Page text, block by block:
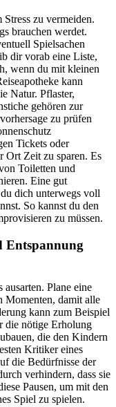
zu vermeiden.
brauchen werdet.
Spielsachen
dir vorab eine Liste,
wenn du mit kleinen
kann
Natur. Pflaster,
gehören zur
zu prüfen
Tickets oder
Ort Zeit zu sparen. Es
Toiletten und
Eine gut
dich unterwegs voll
So kannst du den
zu müssen.
Entspannung
Plane eine
Momenten, damit alle
kann zum Beispiel
die nötige Erholung
die den Kindern
Kritiker eines
die Bedürfnisse der
verhindern, dass sie
Pausen, um mit den
Spiel zu spielen.